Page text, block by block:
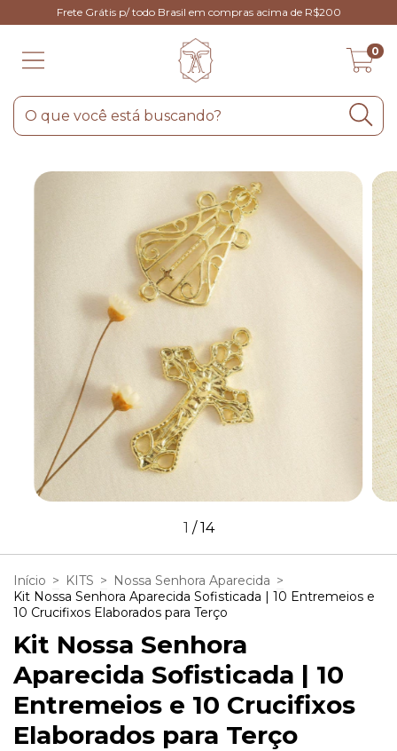
Frete Grátis p/ todo Brasil em compras acima de R$200
0
1 /14
Início > KITS > Nossa Senhora Aparecida >
Kit Nossa Senhora Aparecida Sofisticada | 10 Entremeios e
10 Crucifixos Elaborados para Terço
Kit Nossa Senhora
Aparecida Sofisticada | 10
Entremeios e 10 Crucifixos
Elaborados para Terço